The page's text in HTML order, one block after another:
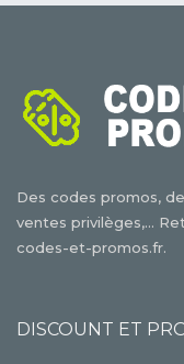
Des codes promos,
ventes privilèges,...
codes-et-promos.fr.
DISCOUNT ET